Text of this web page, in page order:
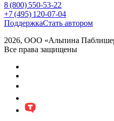
8 (800) 550-53-22
+7 (495) 120-07-04
ПоддержкаСтать автором
2026, ООО «Альпина
Все права защищены